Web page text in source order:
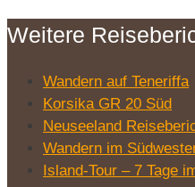
Weitere
Wandern auf Teneriffa
Korsika GR 20 Süd
Neuseeland
Wandern im
Island-Tour – 7 Tage